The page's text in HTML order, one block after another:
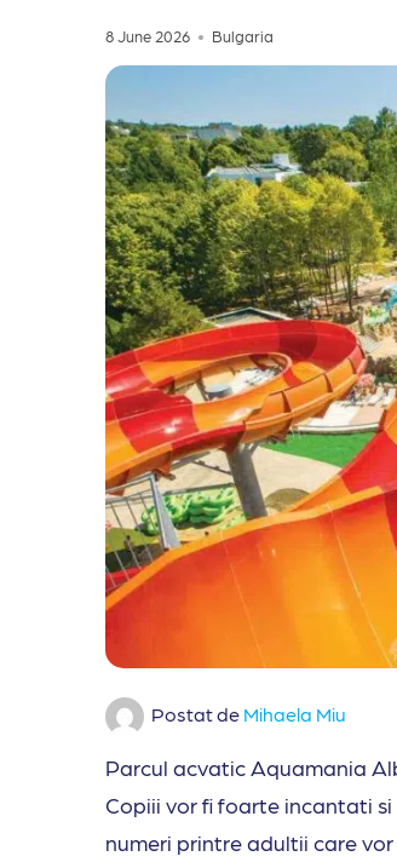
8 June 2026 Bulgaria
Postat de Mihaela Miu
Parcul acvatic Aquamania
Copiii vor fi foarte incantati
numeri printre adultii care